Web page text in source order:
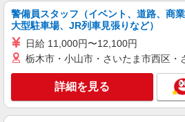
警備員スタッフ（イベント、道路、商業
大型駐車場、JR列車見張りなど）
日給 11,000円〜12,100円
栃木市・小山市・さいたま市西区
詳細を見る